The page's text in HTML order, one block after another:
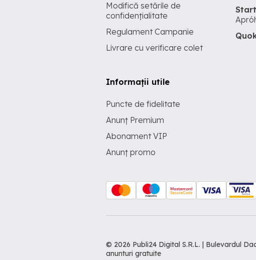
Modifică setările de
confidențialitate
Regulament Campanie
Livrare cu verificare colet
Informații utile
Puncte de fidelitate
Anunț Premium
Abonament VIP
Anunț promo
© 2026 Publi24 Digital S.R.L. | Bulevardul
anunturi gratuite